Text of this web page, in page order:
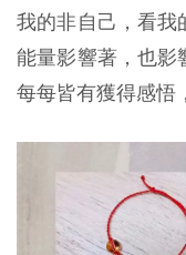
我的非自己，看我
能量影響著，也影
每每皆有獲得感悟